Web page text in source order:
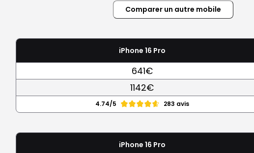
Comparer un autre mobile
iPhone 16 Pro
641€
1142€
4.74/5 283 avis
iPhone 16 Pro